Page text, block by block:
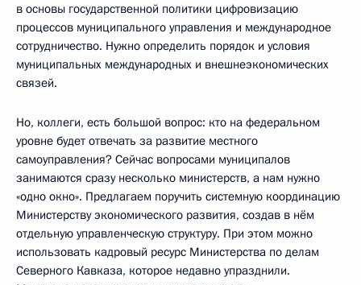
в основы государственной политики цифровизацию
процессов муниципального управления и международное
сотрудничество. Нужно определить порядок и условия
муниципальных международных и внешнеэкономических
связей.
Но, коллеги, есть большой вопрос: кто на федеральном
уровне будет отвечать за развитие местного
самоуправления? Сейчас вопросами муниципалов
занимаются сразу несколько министерств, а нам нужно
«одно окно». Предлагаем поручить системную координацию
Министерству экономического развития, создав в нём
отдельную управленческую структуру. При этом можно
использовать кадровый ресурс Министерства по делам
Северного Кавказа, которое недавно упразднили.